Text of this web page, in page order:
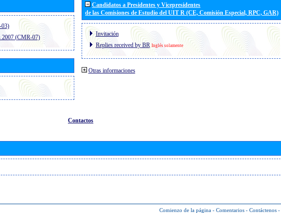
03)
2007 (CMR-07)
Candidatos a Presidentes y Vicepresidentes
de las Comisiones de Estudio del UIT R (CE, Comisión Especial, RPC, GAR)
Invitación
Replies received by BR Inglés solamente
Otras informaciones
Contactos
Comienzo de la página - Comentarios - Contáctenos -